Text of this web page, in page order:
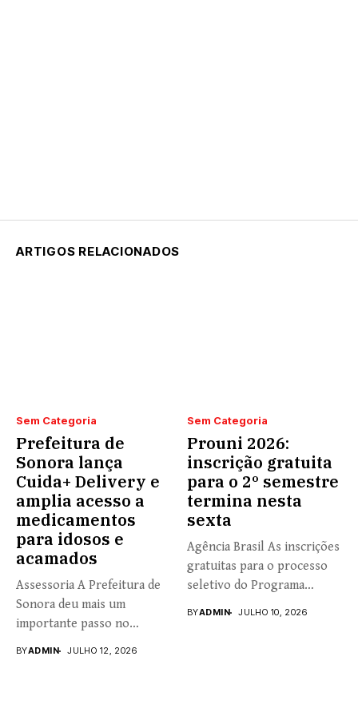
ARTIGOS RELACIONADOS
Sem Categoria
Prefeitura de
Sonora lança
Cuida+ Delivery e
amplia acesso a
medicamentos
para idosos e
acamados
Assessoria A Prefeitura de
Sonora deu mais um
importante passo no
BYADMIN JULHO 12, 2026
Sem Categoria
Prouni 2026:
inscrição gratuita
para o 2º semestre
termina nesta
sexta
Agência Brasil As inscrições
gratuitas para o processo
seletivo do Programa
BYADMIN JULHO 10, 2026